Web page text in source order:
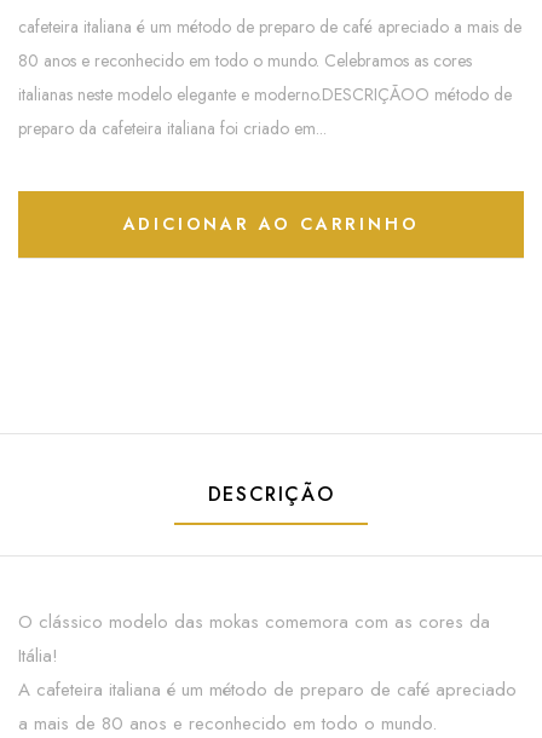
cafeteira italiana é um método de preparo de café apreciado a mais de
80 anos e reconhecido em todo o mundo. Celebramos as cores
italianas neste modelo elegante e moderno.DESCRIÇÃOO método de
preparo da cafeteira italiana foi criado em...
ADICIONAR AO CARRINHO
DESCRIÇÃO
O clássico modelo das mokas comemora com as cores da
Itália!
A cafeteira italiana é um método de preparo de café apreciado
a mais de 80 anos e reconhecido em todo o mundo.